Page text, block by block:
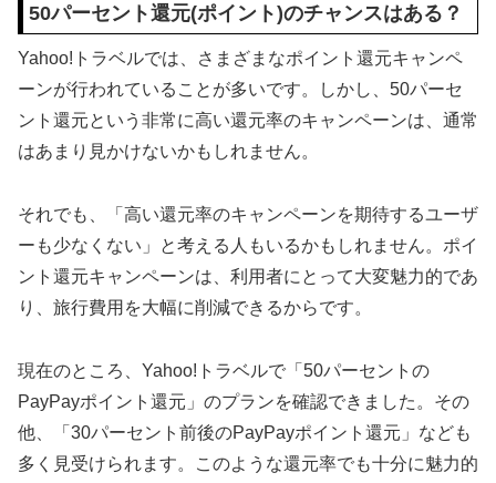
50パーセント還元(ポイント)のチャンスはある？
Yahoo!トラベルでは、さまざまなポイント還元キャンペ
ーンが行われていることが多いです。しかし、50パーセ
ント還元という非常に高い還元率のキャンペーンは、通常
はあまり見かけないかもしれません。
それでも、「高い還元率のキャンペーンを期待するユーザ
ーも少なくない」と考える人もいるかもしれません。ポイ
ント還元キャンペーンは、利用者にとって大変魅力的であ
り、旅行費用を大幅に削減できるからです。
現在のところ、Yahoo!トラベルで「50パーセントの
PayPayポイント還元」のプランを確認できました。その
他、「30パーセント前後のPayPayポイント還元」なども
多く見受けられます。このような還元率でも十分に魅力的